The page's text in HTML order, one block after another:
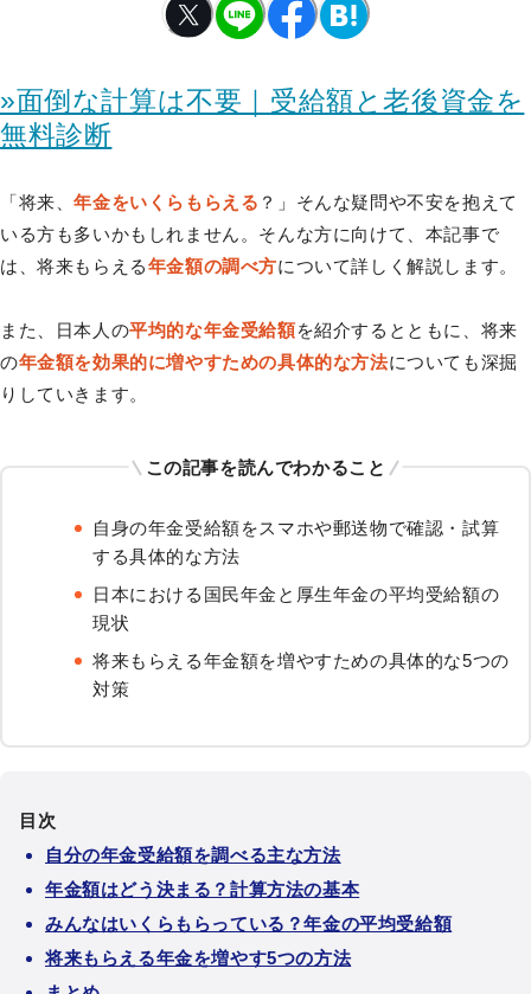
»面倒な計算は不要｜受給額と老後資金を
無料診断
「将来、年金をいくらもらえる ？」そんな疑問や不安を抱えて
いる方も多いかもしれません。そんな方に向けて、本記事で
は、将来もらえる年金額の調べ方について詳しく解説します。
また、日本人の平均的な年金受給額を紹介するとともに、将来
の年金額を効果的に増やすための具体的な方法についても深掘
りしていきます。
この記事を読んでわかること
自身の年金受給額をスマホや郵送物で確認・試算
する具体的な方法
日本における国民年金と厚生年金の平均受給額の
現状
将来もらえる年金額を増やすための具体的な5つの
対策
目次
自分の年金受給額を調べる主な方法
年金額はどう決まる？計算方法の基本
みんなはいくらもらっている？年金の平均受給額
将来もらえる年金を増やす5つの方法